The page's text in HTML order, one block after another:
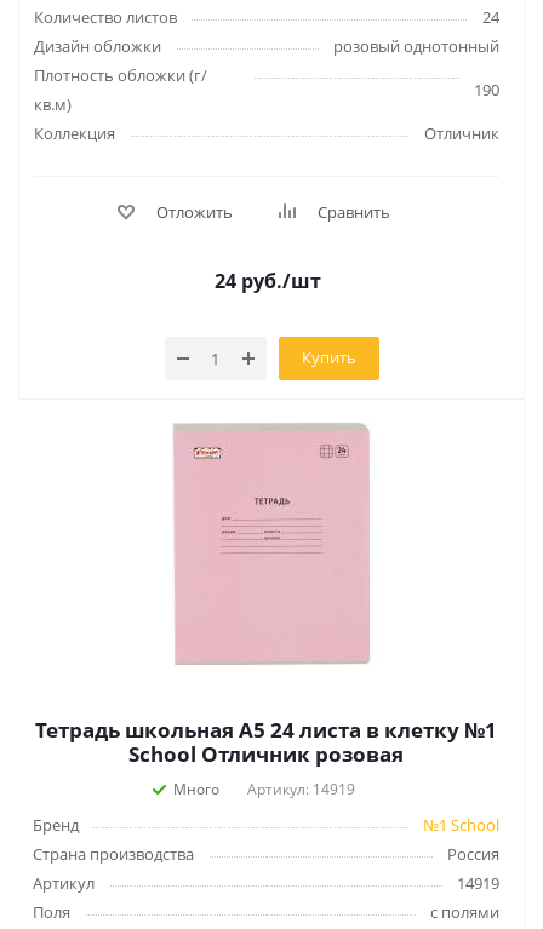
Количество листов
24
Дизайн обложки
розовый однотонный
Плотность обложки (г/
кв.м)
190
Коллекция
Отличник
Отложить Сравнить
24руб./шт
Купить
Тетрадь школьная А5 24 листа в клетку №1
School Отличник розовая
Много Артикул: 14919
Бренд
№1 School
Страна производства
Россия
Артикул
14919
Поля
с полями